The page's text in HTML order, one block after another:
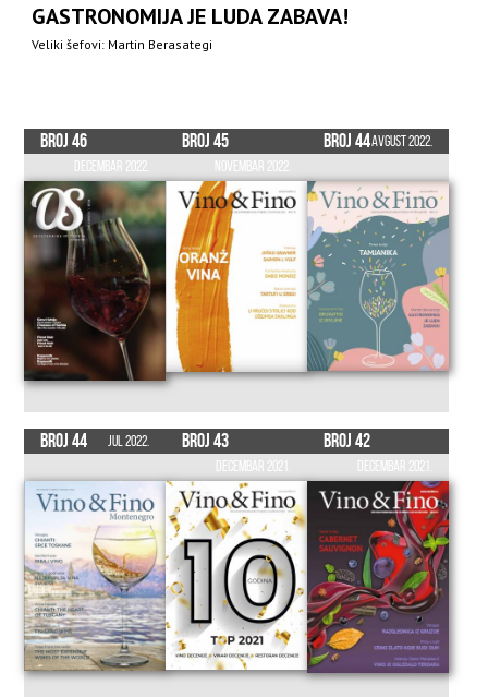
GASTRONOMIJA JE LUDA ZABAVA!
Veliki šefovi: Martin Berasategi
Broj 46
Decembar 2022.
Broj 45
Novembar 2022.
Broj 44Avgust 2022.
Broj 44 Jul 2022. Broj 43
Decembar 2021.
Broj 42
Decembar 2021.